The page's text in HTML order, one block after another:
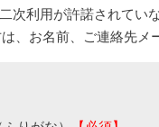
次利用が許諾されてい
、お名前、ご連絡先メ